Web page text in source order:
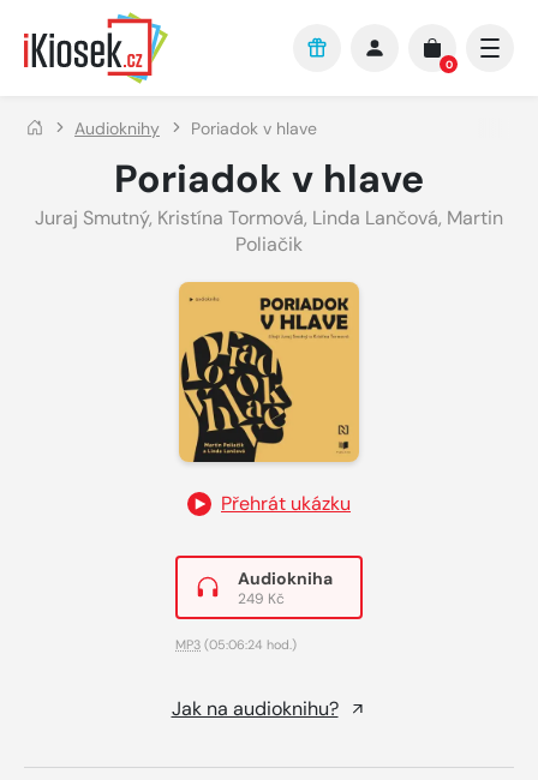
Přejít na hlavní obsah
0
Audioknihy Poriadok v hlave
Poriadok v hlave
Juraj Smutný, Kristína Tormová, Linda Lančová, Martin
Poliačik
Přehrát ukázku
Audiokniha
249 Kč
MP3 (05:06:24 hod.)
Jak na audioknihu?